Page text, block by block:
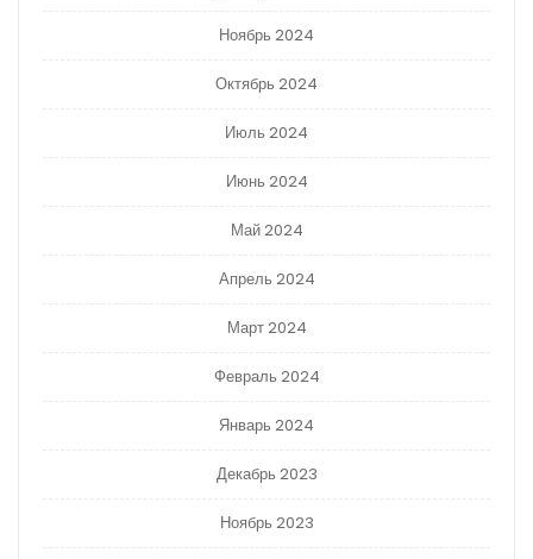
Ноябрь 2024
Октябрь 2024
Июль 2024
Июнь 2024
Май 2024
Апрель 2024
Март 2024
Февраль 2024
Январь 2024
Декабрь 2023
Ноябрь 2023